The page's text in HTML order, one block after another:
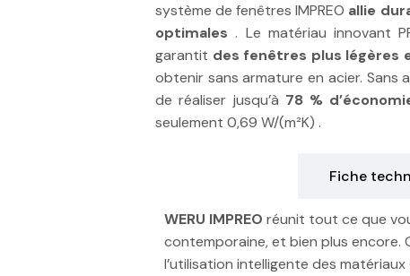
système de fenêtres IMPREO allie
optimales . Le matériau innovant
garantit des fenêtres plus légères
obtenir sans armature en acier. Sans
de réaliser jusqu’à 78 %
seulement 0,69 W/(m²K) .
Fiche
WERU IMPREO réunit tout ce que
contemporaine, et bien plus encore.
l’utilisation intelligente des matériaux